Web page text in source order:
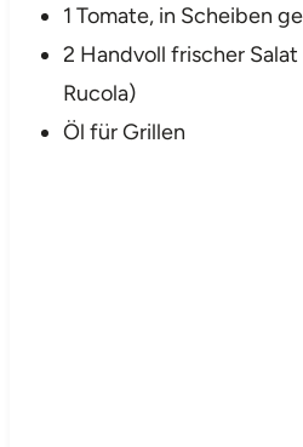
1 Tomate, in Scheiben
2 Handvoll frischer
Rucola)
Öl für Grillen